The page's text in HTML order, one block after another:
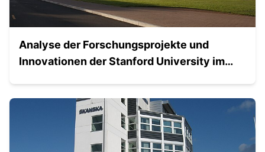
Analyse der Forschungsprojekte und
Innovationen der Stanford University im